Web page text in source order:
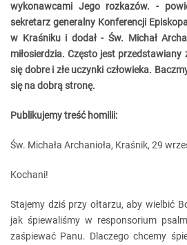
wykonawcami Jego rozkazów. -
sekretarz generalny Konferencji
w Kraśniku i dodał - Św. Michał
miłosierdzia. Często jest
się dobre i złe uczynki człowieka.
się na dobrą stronę.
Publikujemy treść homilii:
Św. Michała Archanioła, Kraśnik, 29
Kochani!
Stajemy dziś przy ołtarzu, aby wielbić
jak śpiewaliśmy w responsorium
zaśpiewać Panu. Dlaczego chcemy